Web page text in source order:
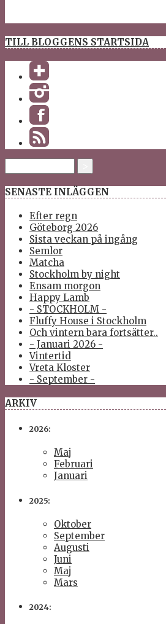
TILL BLOGGENS STARTSIDA
SENASTE INLÄGGEN
Efter regn
Göteborg 2026
Sista veckan på ingång
Semlor
Matcha
Stockholm by night
Ensam morgon
Happy Lamb
- STOCKHOLM -
Fluffy House i Stockholm
Och vintern bara fortsätter..
- Januari 2026 -
Vintertid
Vreta Kloster
- September -
ARKIV
2026:
Maj
Februari
Januari
2025:
Oktober
September
Augusti
Juni
Maj
Mars
2024: